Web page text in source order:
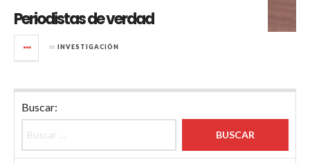
Periodistas de verdad
in INVESTIGACIÓN
Buscar: